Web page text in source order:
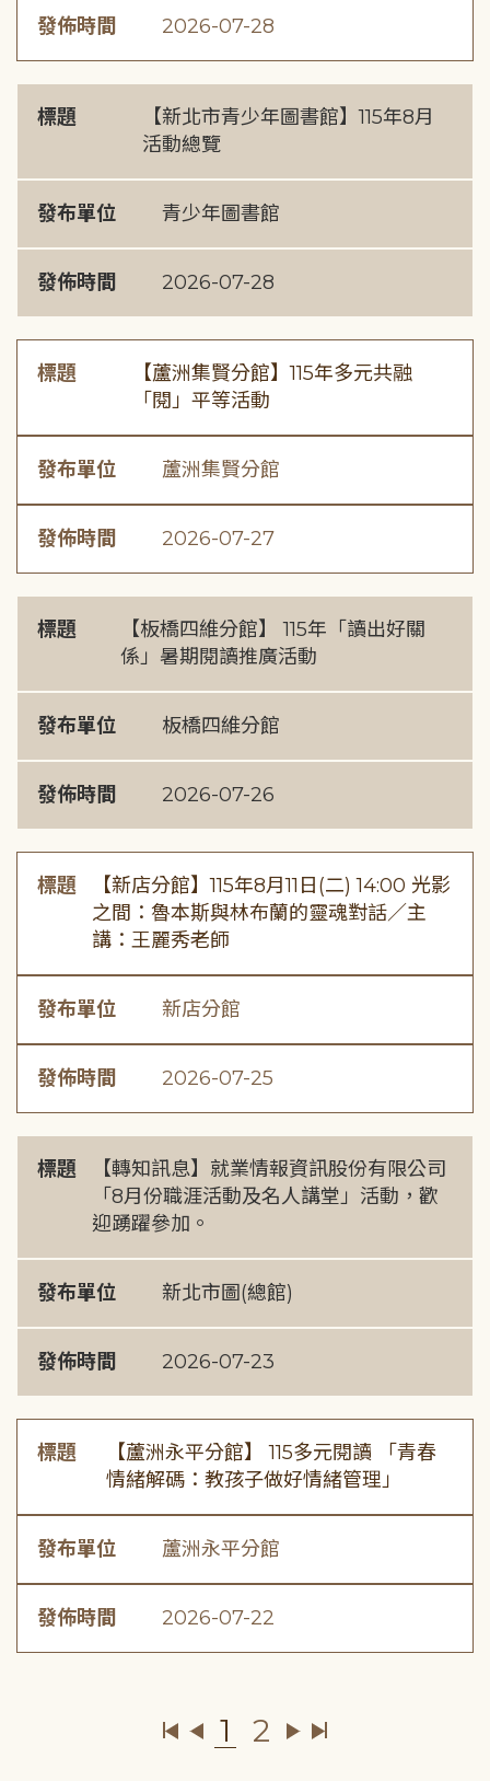
發佈時間 2026-07-28
標題
【新北市青少年圖書館】115年8月
活動總覽
發布單位 青少年圖書館
發佈時間 2026-07-28
標題
【蘆洲集賢分館】115年多元共融
「閱」平等活動
發布單位 蘆洲集賢分館
發佈時間 2026-07-27
標題
【板橋四維分館】 115年「讀出好關
係」暑期閱讀推廣活動
發布單位 板橋四維分館
發佈時間 2026-07-26
標題
【新店分館】115年8月11日(二) 14:00 光影
之間：魯本斯與林布蘭的靈魂對話／主
講：王麗秀老師
發布單位 新店分館
發佈時間 2026-07-25
標題
【轉知訊息】就業情報資訊股份有限公司
「8月份職涯活動及名人講堂」活動，歡
迎踴躍參加。
發布單位 新北市圖(總館)
發佈時間 2026-07-23
標題
【蘆洲永平分館】 115多元閱讀 「青春
情緒解碼：教孩子做好情緒管理」
發布單位 蘆洲永平分館
發佈時間 2026-07-22
1 2